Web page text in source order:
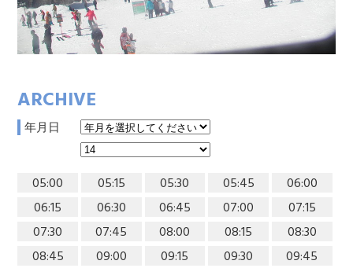
ARCHIVE
年月日
05:00 05:15 05:30 05:45
06:00
06:15
06:30 06:45 07:00
07:15
07:30
07:45 08:00 08:15
08:30
08:45
09:00 09:15 09:30
09:45